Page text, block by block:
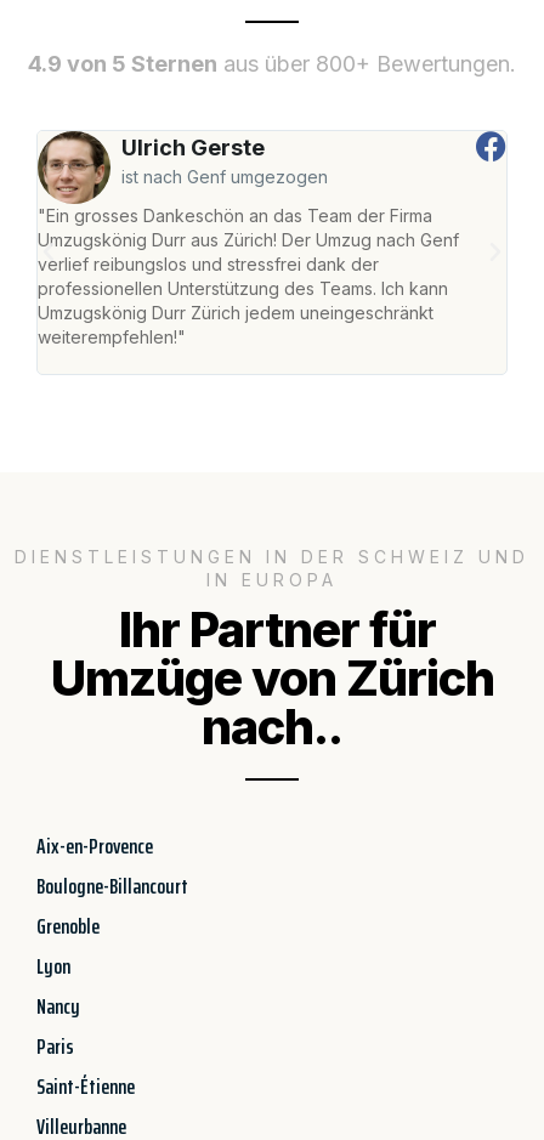
4.9 von 5 Sternen aus über 800+ Bewertungen.
Ulrich Gerste
ist nach Genf umgezogen
"Ein grosses Dankeschön an das Team der Firma
Umzugskönig Durr aus Zürich! Der Umzug nach Genf
verlief reibungslos und stressfrei dank der
professionellen Unterstützung des Teams. Ich kann
Umzugskönig Durr Zürich jedem uneingeschränkt
weiterempfehlen!"
DIENSTLEISTUNGEN IN DER SCHWEIZ UND
IN EUROPA
Ihr Partner für
Umzüge von Zürich
nach..
Aix-en-Provence
Boulogne-Billancourt
Grenoble
Lyon
Nancy
Paris
Saint-Étienne
Villeurbanne